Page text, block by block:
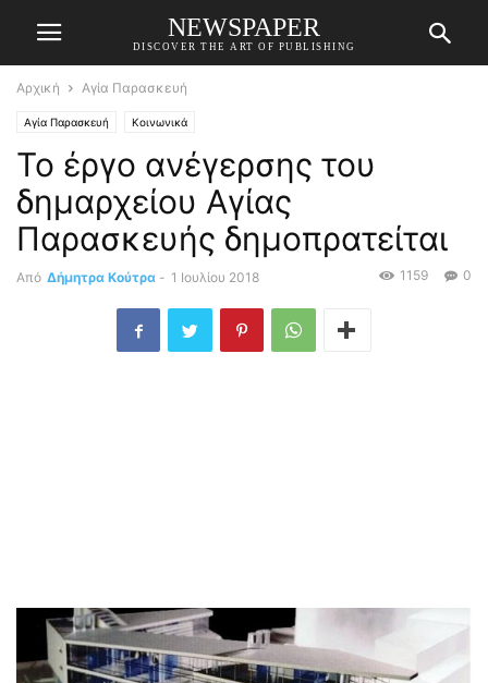
NEWSPAPER
DISCOVER THE ART OF PUBLISHING
Αρχική Αγία Παρασκευή
Αγία Παρασκευή Κοινωνικά
Το έργο ανέγερσης του
δημαρχείου Αγίας
Παρασκευής δημοπρατείται
Από Δήμητρα Κούτρα - 1 Ιουλίου 2018 0
1159